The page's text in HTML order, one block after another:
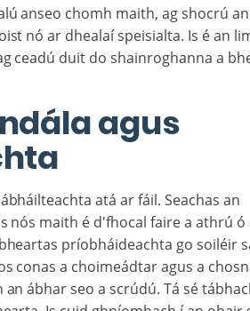
anseo chomh maith, ag shocrú
nó ar dhealaí speisialta. Is é an
ceadú duit do shainroghanna a
agus
atá ar fáil. Seachas an
nós maith é d'fhocal faire a athrú ó
príobháideachta go soiléir
conas a choimeádtar agus a
ábhar seo a scrúdú. Tá sé